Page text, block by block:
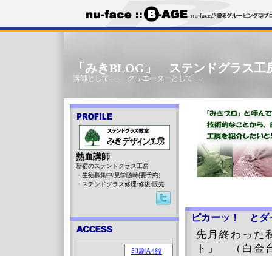
「みきBLOG」 ステンドグラス工
講師として･･･ クリエーターとして･･･
ピカーッ！ とダ
先月終わった
ト」 （白金
熱血講師
新宿のステンドグラス工房
・生徒募集中/見学随時(要予約)
・ステンドグラス修理/修復/販売